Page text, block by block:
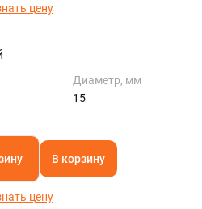
цену
Диаметр, мм
15
В корзину
цену